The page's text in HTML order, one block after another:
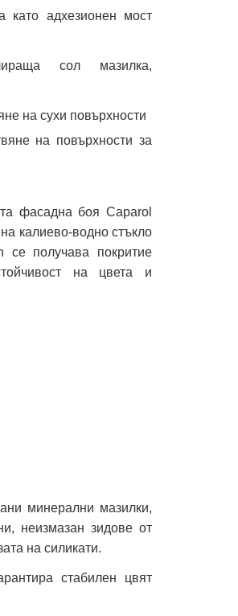
като адхезионен мост
сол мазилка,
на сухи повърхности
на повърхности за
фасадна боя Caparol
калиево-водно стъкло
се получава покритие
на цвета и
минерални мазилки,
неизмазан зидове от
на силикати.
стабилен цвят